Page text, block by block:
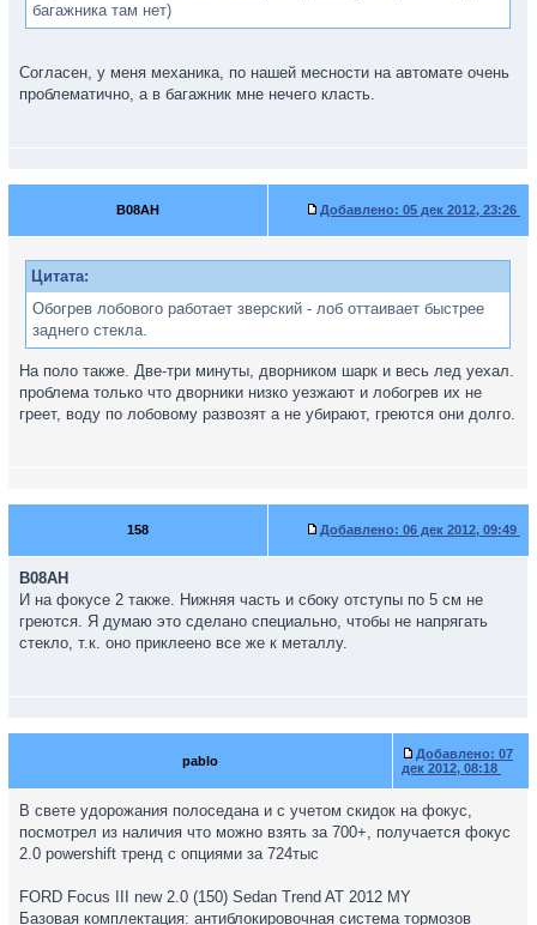
багажника там нет)
Согласен, у меня механика, по нашей месности на автомате очень
проблематично, а в багажник мне нечего класть.
B08AH Добавлено: 05 дек 2012, 23:26
Цитата:
Обогрев лобового работает зверский - лоб оттаивает быстрее
заднего стекла.
На поло также. Две-три минуты, дворником шарк и весь лед уехал.
проблема только что дворники низко уезжают и лобогрев их не
греет, воду по лобовому развозят а не убирают, греются они долго.
158 Добавлено: 06 дек 2012, 09:49
B08AH
И на фокусе 2 также. Нижняя часть и сбоку отступы по 5 см не
греются. Я думаю это сделано специально, чтобы не напрягать
стекло, т.к. оно приклеено все же к металлу.
pablo Добавлено: 07
дек 2012, 08:18
В свете удорожания полоседана и с учетом скидок на фокус,
посмотрел из наличия что можно взять за 700+, получается фокус
2.0 powershift тренд с опциями за 724тыс
FORD Focus III new 2.0 (150) Sedan Trend AT 2012 MY
Базовая комплектация: антиблокировочная система тормозов